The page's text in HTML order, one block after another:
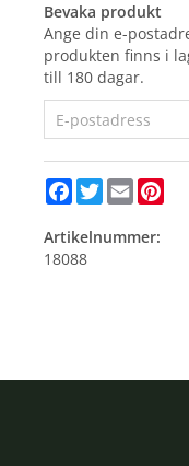
Bevaka produkt
Ange din e-
produkten finns i
till 180 dagar.
Facebook
Twitter
Email
Artikelnummer:
18088